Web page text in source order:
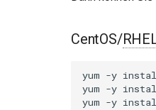
CentOS/
yum -y
yum -y
yum -y